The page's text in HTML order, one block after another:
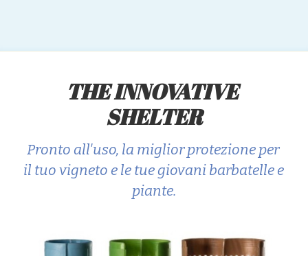
THE INNOVATIVE
SHELTER
Pronto all'uso, la miglior protezione per
il tuo vigneto e le tue giovani barbatelle e
piante.